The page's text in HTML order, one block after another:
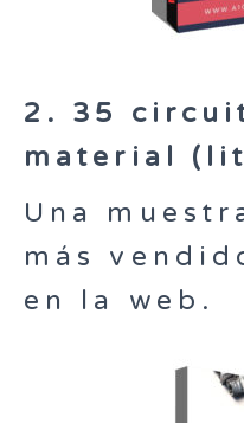
2. 35
material
Una
más
en la web.